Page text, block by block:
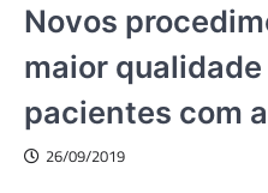
Novos
maior
pacientes com
26/09/2019